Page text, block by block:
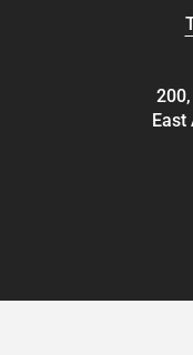
East